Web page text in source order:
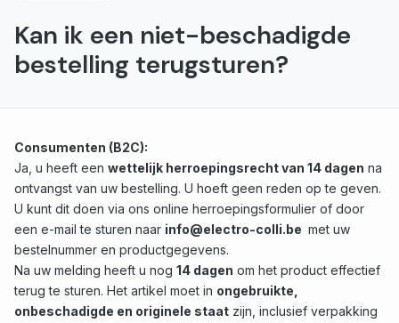
Kan ik een niet-beschadigde
bestelling terugsturen?
Consumenten (B2C):
Ja, u heeft een wettelijk herroepingsrecht van 14 dagen na
ontvangst van uw bestelling. U hoeft geen reden op te geven.
U kunt dit doen via ons online herroepingsformulier of door
een e-mail te sturen naar info@electro-colli.be met uw
bestelnummer en productgegevens.
Na uw melding heeft u nog 14 dagen om het product effectief
terug te sturen. Het artikel moet in ongebruikte,
onbeschadigde en originele staat zijn, inclusief verpakking